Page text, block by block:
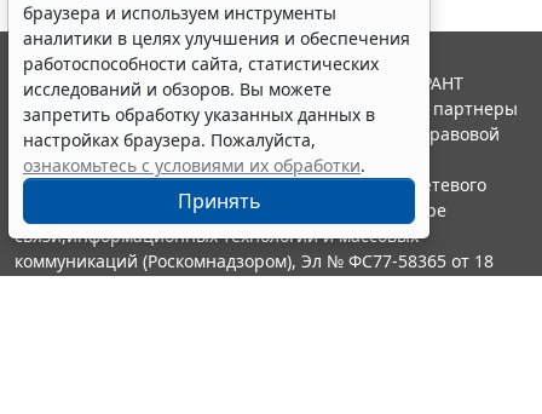
браузера и используем инструменты
аналитики в целях улучшения и обеспечения
работоспособности сайта, статистических
исследований и обзоров. Вы можете
запретить обработку указанных данных в
настройках браузера. Пожалуйста,
ознакомьтесь с условиями их обработки.
Принять
© ООО "НПП "ГАРАНТ-СЕРВИС", 2026. Система ГАРАНТ
выпускается с 1990 года. Компания "Гарант" и ее партнеры
являются участниками Российской ассоциации правовой
информации ГАРАНТ.
Портал ГАРАНТ.РУ зарегистрирован в качестве сетевого
издания Федеральной службой по надзору в сфере
связи,информационных технологий и массовых
коммуникаций (Роскомнадзором), Эл № ФС77-58365 от 18